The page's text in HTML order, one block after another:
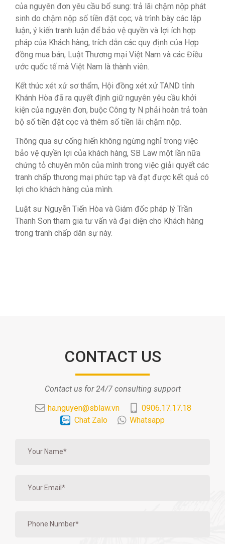
của nguyên đơn yêu cầu bổ sung: trả lãi chậm nộp phát
sinh do chậm nộp số tiền đặt cọc; và trình bày các lập
luận, ý kiến ​​tranh luận để bảo vệ quyền và lợi ích hợp
pháp của Khách hàng, trích dẫn các quy định của Hợp
đồng mua bán, Luật Thương mại Việt Nam và các Điều
ước quốc tế mà Việt Nam là thành viên.
Kết thúc xét xử sơ thẩm, Hội đồng xét xử TAND tỉnh
Khánh Hòa đã ra quyết định giữ nguyên yêu cầu khởi
kiện của nguyên đơn, buộc Công ty N phải hoàn trả toàn
bộ số tiền đặt cọc và thêm số tiền lãi chậm nộp.
Thông qua sự cống hiến không ngừng nghỉ trong việc
bảo vệ quyền lợi của khách hàng, SB Law một lần nữa
chứng tỏ chuyên môn của mình trong việc giải quyết các
tranh chấp thương mại phức tạp và đạt được kết quả có
lợi cho khách hàng của mình.
Luật sư Nguyễn Tiến Hòa và Giám đốc pháp lý Trần
Thanh Sơn tham gia tư vấn và đại diện cho Khách hàng
trong tranh chấp dân sự này.
CONTACT US
Contact us for 24/7 consulting support
ha.nguyen@sblaw.vn
0906.17.17.18
Chat Zalo
Whatsapp